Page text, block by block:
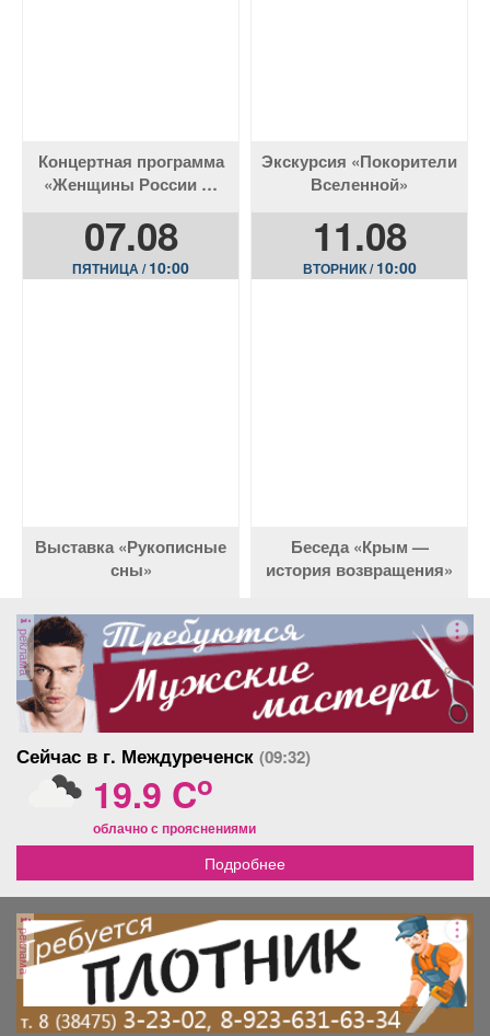
Концертная программа
«Женщины России —
Экскурсия «Покорители
Вселенной»
07.08
ПЯТНИЦА /10:00
Выставка «Рукописные
сны»
11.08
ВТОРНИК /10:00
Беседа «Крым —
история возвращения»
реклама
Сейчас в г. Междуреченск (09:32)
19.9 Co
облачно с прояснениями
Подробнее
реклама